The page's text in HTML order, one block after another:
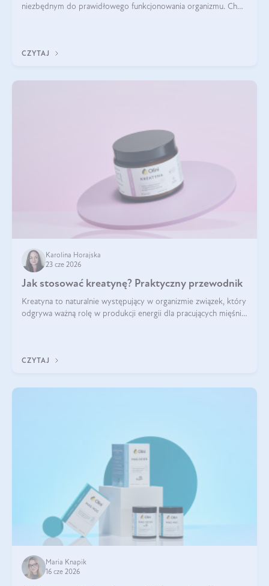
niezbędnym do prawidłowego funkcjonowania organizmu. Choć
CZYTAJ
Karolina Horajska
23 cze 2026
Jak stosować kreatynę? Praktyczny przewodnik
Kreatyna to naturalnie występujący w organizmie związek, który
odgrywa ważną rolę w produkcji energii dla pracujących mięśni.
CZYTAJ
Maria Knapik
16 cze 2026